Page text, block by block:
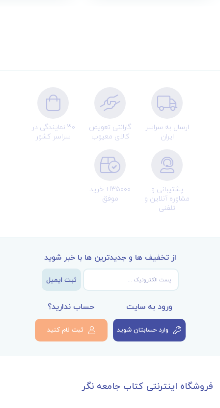
ارسال به سراسر
ایران
گارانتی تعویض
کالای معیوب
30 نمایندگی در
سراسر کشور
پشتیبانی و
مشاوره آنلاین و
تلفنی
135000+ خرید
موفق
از تخفیف ها و جدیدترین ها با خبر شوید
ثبت ایمیل
ورود به سایت
وارد حسابتان شوید
حساب ندارید؟
ثبت نام کنید
فروشگاه اینترنتی کتاب جامعه نگر